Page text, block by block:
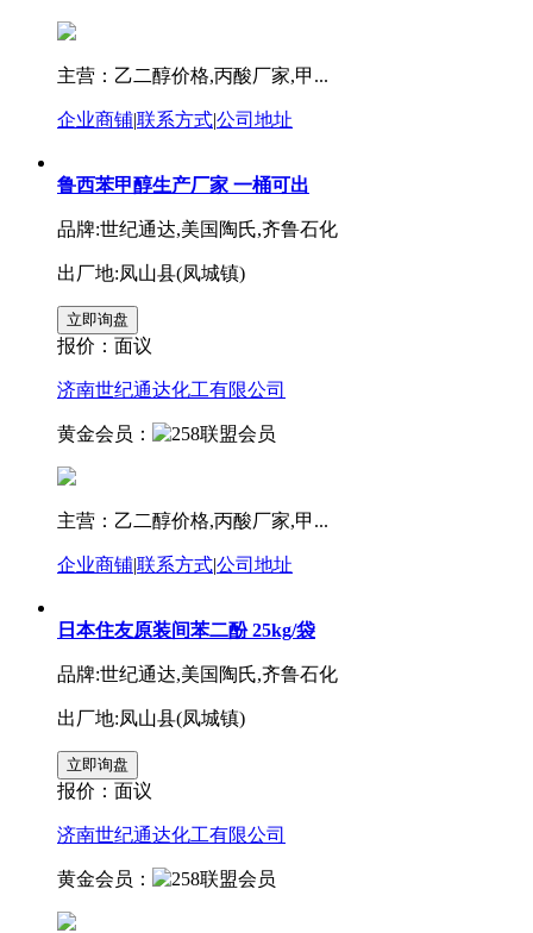
主营：乙二醇价格,丙酸厂家,甲...
企业商铺|联系方式|公司地址
鲁西苯甲醇生产厂家 一桶可出
品牌:世纪通达,美国陶氏,齐鲁石化
出厂地:凤山县(凤城镇)
报价： 面议
济南世纪通达化工有限公司
黄金会员：
主营：乙二醇价格,丙酸厂家,甲...
企业商铺|联系方式|公司地址
日本住友原装间苯二酚 25kg/袋
品牌:世纪通达,美国陶氏,齐鲁石化
出厂地:凤山县(凤城镇)
报价： 面议
济南世纪通达化工有限公司
黄金会员：